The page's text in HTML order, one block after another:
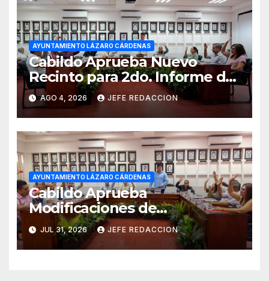
AYUNTAMIENTO LÁZARO CÁRDENAS
Cabildo Aprueba Nuevo
Recinto para 2do. Informe de
Gobierno Municipal
AGO 4, 2026 JEFE REDACCION
AYUNTAMIENTO LÁZARO CÁRDENAS
Cabildo Aprueba
Modificaciones de
Presupuesto en CAPALAC
JUL 31, 2026 JEFE REDACCION